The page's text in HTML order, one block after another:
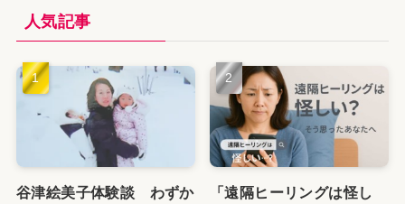
人気記事
谷津絵美子体験談 わずか
「遠隔ヒーリングは怪し